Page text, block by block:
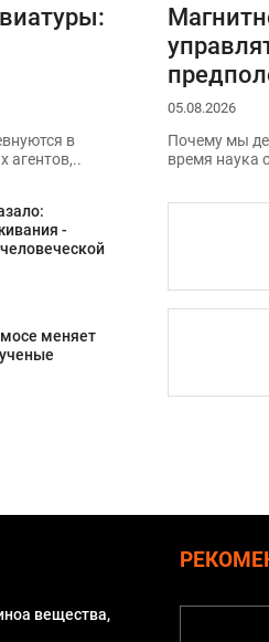
в
агентов,..
-
меняет
05.08.2026
Почему мы
время наука
вещества,